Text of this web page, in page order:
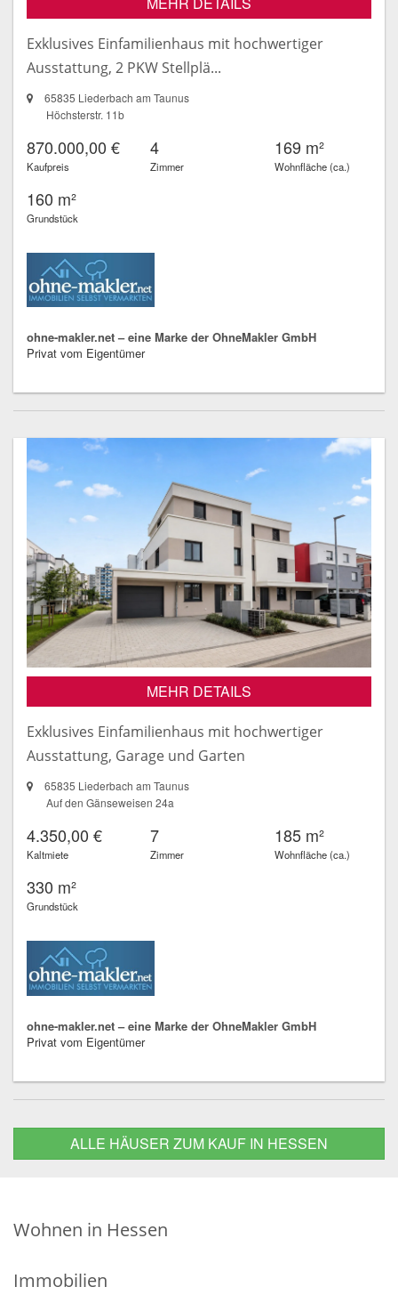
Exklusives Einfamilienhaus mit hochwertiger
Ausstattung, 2 PKW Stellplä...
65835 Liederbach am Taunus
Höchsterstr. 11b
870.000,00 €
Kaufpreis
4
Zimmer
169 m²
Wohnfläche (ca.)
160 m²
Grundstück
ohne-makler.net – eine Marke der OhneMakler GmbH
Privat vom Eigentümer
MEHR DETAILS
Exklusives Einfamilienhaus mit hochwertiger
Ausstattung, Garage und Garten
65835 Liederbach am Taunus
Auf den Gänseweisen 24a
4.350,00 €
Kaltmiete
7
Zimmer
185 m²
Wohnfläche (ca.)
330 m²
Grundstück
ohne-makler.net – eine Marke der OhneMakler GmbH
Privat vom Eigentümer
ALLE HÄUSER ZUM KAUF IN HESSEN
Wohnen in Hessen
Immobilien